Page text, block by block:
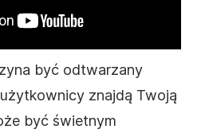
być odtwarzany
znajdą Twoją
być świetnym